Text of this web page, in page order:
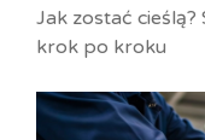
Jak zostać cieślą?
krok po kroku